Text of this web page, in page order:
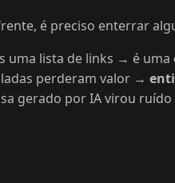
é preciso enterrar
uma lista de links → é uma
perderam valor →
gerado por IA virou